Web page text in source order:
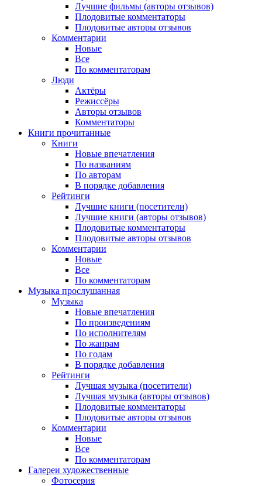
Лучшие фильмы (авторы отзывов)
Плодовитые комментаторы
Плодовитые авторы отзывов
Комментарии
Новые
Все
По комментаторам
Люди
Актёры
Режиссёры
Авторы отзывов
Комментаторы
Книги прочитанные
Книги
Новые впечатления
По названиям
По авторам
В порядке добавления
Рейтинги
Лучшие книги (посетители)
Лучшие книги (авторы отзывов)
Плодовитые комментаторы
Плодовитые авторы отзывов
Комментарии
Новые
Все
По комментаторам
Музыка прослушанная
Музыка
Новые впечатления
По произведениям
По исполнителям
По жанрам
По годам
В порядке добавления
Рейтинги
Лучшая музыка (посетители)
Лучшая музыка (авторы отзывов)
Плодовитые комментаторы
Плодовитые авторы отзывов
Комментарии
Новые
Все
По комментаторам
Галереи художественные
Фотосерия